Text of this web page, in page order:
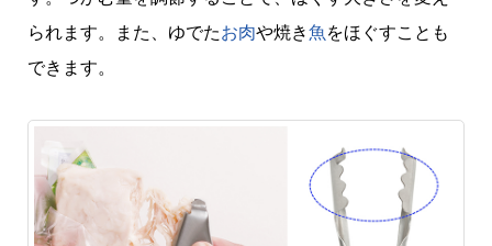
られます。また、ゆでたお肉や焼き魚をほぐすことも
できます。